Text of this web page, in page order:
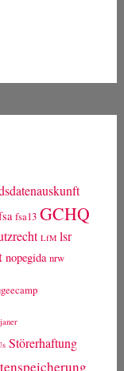
fsa13 GCHQ
LfM lsr
nopegida nrw
Störerhaftung